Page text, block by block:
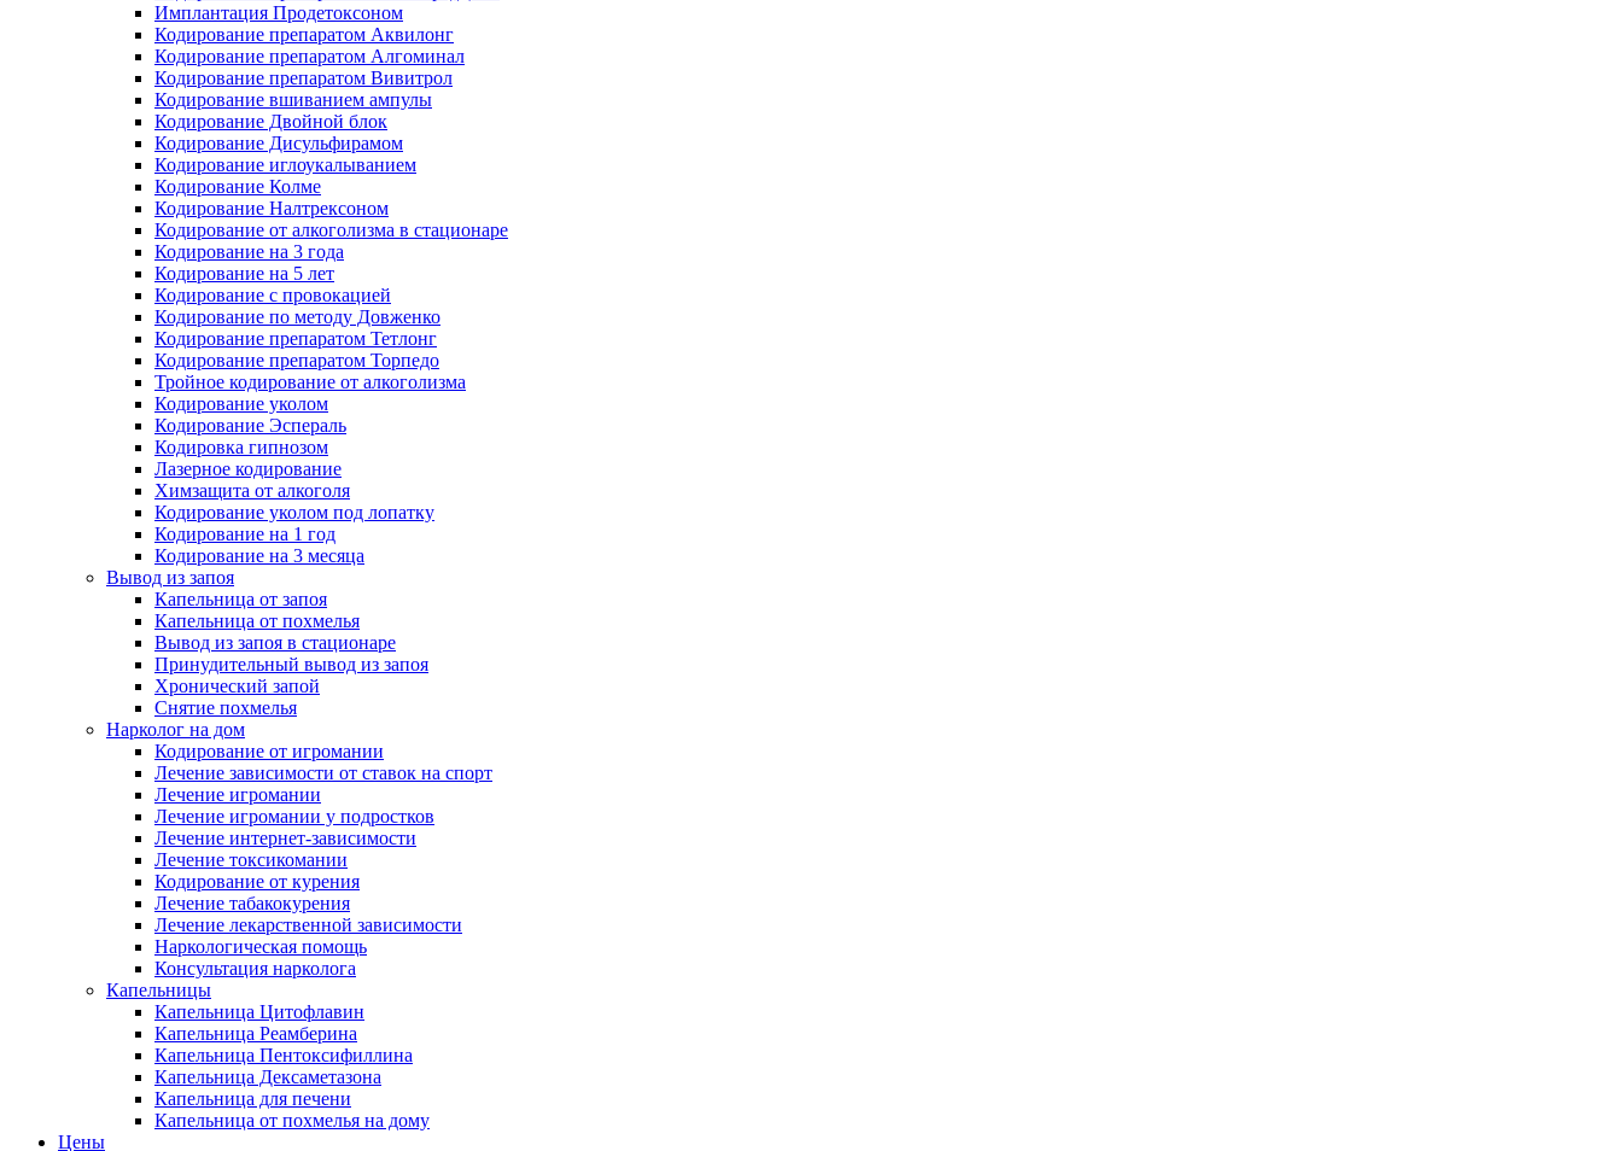
Имплантация Продетоксоном
Кодирование препаратом Аквилонг
Кодирование препаратом Алгоминал
Кодирование препаратом Вивитрол
Кодирование вшиванием ампулы
Кодирование Двойной блок
Кодирование Дисульфирамом
Кодирование иглоукалыванием
Кодирование Колме
Кодирование Налтрексоном
Кодирование от алкоголизма в стационаре
Кодирование на 3 года
Кодирование на 5 лет
Кодирование с провокацией
Кодирование по методу Довженко
Кодирование препаратом Тетлонг
Кодирование препаратом Торпедо
Тройное кодирование от алкоголизма
Кодирование уколом
Кодирование Эспераль
Кодировка гипнозом
Лазерное кодирование
Химзащита от алкоголя
Кодирование уколом под лопатку
Кодирование на 1 год
Кодирование на 3 месяца
Вывод из запоя
Капельница от запоя
Капельница от похмелья
Вывод из запоя в стационаре
Принудительный вывод из запоя
Хронический запой
Снятие похмелья
Нарколог на дом
Кодирование от игромании
Лечение зависимости от ставок на спорт
Лечение игромании
Лечение игромании у подростков
Лечение интернет-зависимости
Лечение токсикомании
Кодирование от курения
Лечение табакокурения
Лечение лекарственной зависимости
Наркологическая помощь
Консультация нарколога
Капельницы
Капельница Цитофлавин
Капельница Реамберина
Капельница Пентоксифиллина
Капельница Дексаметазона
Капельница для печени
Капельница от похмелья на дому
Цены